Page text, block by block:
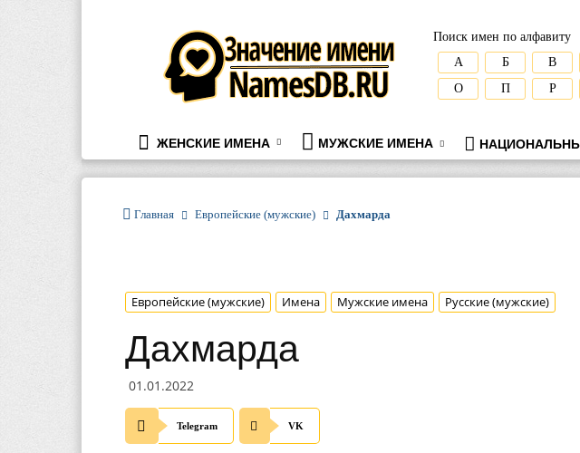
namesdb.ru
Поиск имен по алфавиту
А
Б В
О
П Р
ЖЕНСКИЕ ИМЕНА МУЖСКИЕ ИМЕНА
Главная Европейские (мужские) Дахмарда
Европейские (мужские) Имена Мужские имена Русские (мужские)
Дахмарда
01.01.2022
Telegram VK